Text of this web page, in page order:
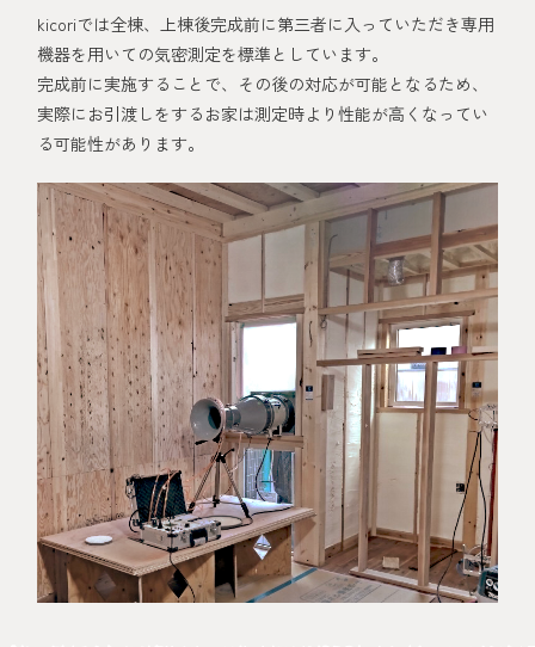
kicoriでは全棟、上棟後完成前に第三者に入っていただき専用
機器を用いての気密測定を標準としています。
完成前に実施することで、その後の対応が可能となるため、
実際にお引渡しをするお家は測定時より性能が高くなってい
る可能性があります。